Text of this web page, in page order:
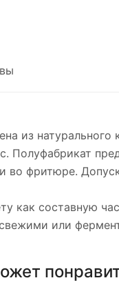
из
Полуфабрикат
во фритюре.
как составную
или